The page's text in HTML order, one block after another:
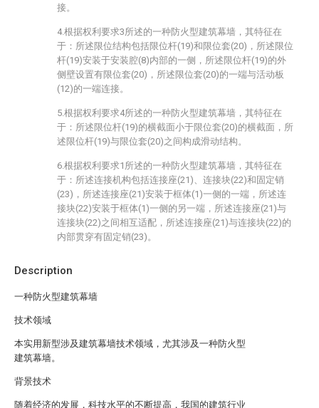
Description
一种防火型建筑幕墙
技术领域
本实用新型涉及建筑幕墙技术领域，尤其涉及一种防火型
建筑幕墙。
背景技术
随着经济的发展，科技水平的不断提高，我国的建筑行业
接。
4.根据权利要求3所述的一种防火型建筑幕墙，其特征在
于：所述限位结构包括限位杆(19)和限位套(20)，所述限位
杆(19)安装于安装腔(8)内部的一侧，所述限位杆(19)的外
侧壁设置有限位套(20)，所述限位套(20)的一端与活动板
(12)的一端连接。
5.根据权利要求4所述的一种防火型建筑幕墙，其特征在
于：所述限位杆(19)的横截面小于限位套(20)的横截面，所
述限位杆(19)与限位套(20)之间构成滑动结构。
6.根据权利要求1所述的一种防火型建筑幕墙，其特征在
于：所述连接机构包括连接座(21)、连接块(22)和固定销
(23)，所述连接座(21)安装于框体(1)一侧的一端，所述连
接块(22)安装于框体(1)一侧的另一端，所述连接座(21)与
连接块(22)之间相互适配，所述连接座(21)与连接块(22)的
内部贯穿有固定销(23)。